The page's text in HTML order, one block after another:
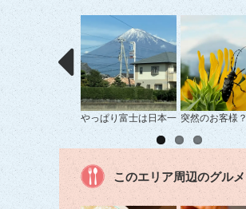
やっぱり富士は日本一 突然のお客様？
このエリア周辺のグルメ